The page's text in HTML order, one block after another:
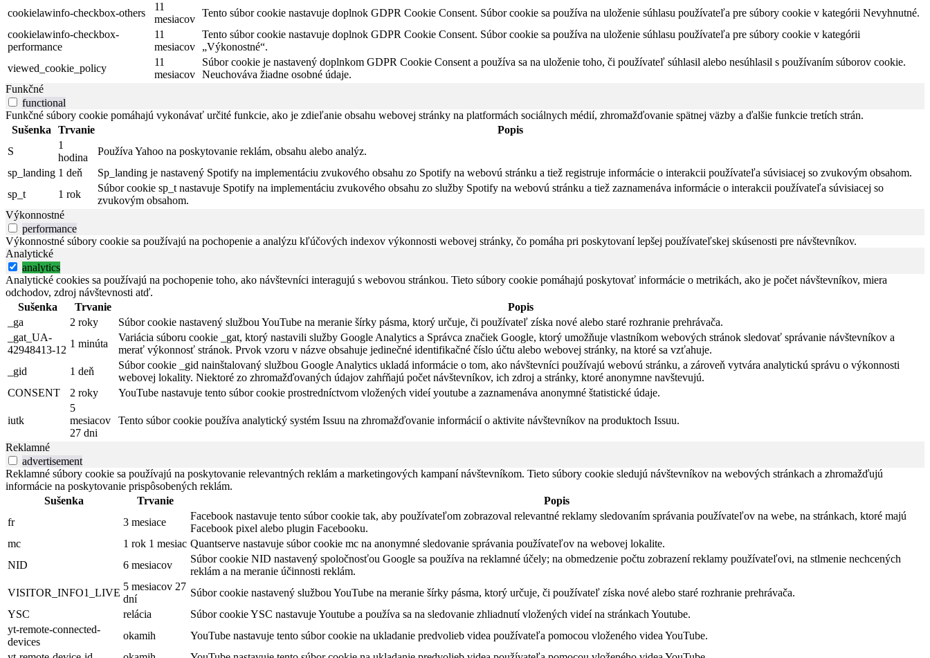
cookielawinfo-checkbox-others
11
mesiacov
Tento súbor cookie nastavuje doplnok GDPR Cookie Consent. Súbor cookie sa používa na uloženie súhlasu používateľa pre súbory cookie v kategórii Nevyhnutné.
cookielawinfo-checkbox-
performance
11
mesiacov
Tento súbor cookie nastavuje doplnok GDPR Cookie Consent. Súbor cookie sa používa na uloženie súhlasu používateľa pre súbory cookie v kategórii
„Výkonostné“.
viewed_cookie_policy
11
mesiacov
Súbor cookie je nastavený doplnkom GDPR Cookie Consent a používa sa na uloženie toho, či používateľ súhlasil alebo nesúhlasil s používaním súborov cookie.
Neuchováva žiadne osobné údaje.
Funkčné
functional
Funkčné súbory cookie pomáhajú vykonávať určité funkcie, ako je zdieľanie obsahu webovej stránky na platformách sociálnych médií, zhromažďovanie spätnej väzby a ďalšie funkcie tretích strán.
Sušenka
Trvanie
Popis
S
1
hodina
Používa Yahoo na poskytovanie reklám, obsahu alebo analýz.
sp_landing 1 deň
Sp_landing je nastavený Spotify na implementáciu zvukového obsahu zo Spotify na webovú stránku a tiež registruje informácie o interakcii používateľa súvisiacej so zvukovým obsahom.
sp_t
1 rok
Súbor cookie sp_t nastavuje Spotify na implementáciu zvukového obsahu zo služby Spotify na webovú stránku a tiež zaznamenáva informácie o interakcii používateľa súvisiacej so
zvukovým obsahom.
Výkonnostné
performance
Výkonnostné súbory cookie sa používajú na pochopenie a analýzu kľúčových indexov výkonnosti webovej stránky, čo pomáha pri poskytovaní lepšej používateľskej skúsenosti pre návštevníkov.
Analytické
analytics
Analytické cookies sa používajú na pochopenie toho, ako návštevníci interagujú s webovou stránkou. Tieto súbory cookie pomáhajú poskytovať informácie o metrikách, ako je počet návštevníkov, miera
odchodov, zdroj návštevnosti atď.
Sušenka
Trvanie
Popis
_ga
2 roky
Súbor cookie nastavený službou YouTube na meranie šírky pásma, ktorý určuje, či používateľ získa nové alebo staré rozhranie prehrávača.
_gat_UA-
42948413-12
1 minúta
Variácia súboru cookie _gat, ktorý nastavili služby Google Analytics a Správca značiek Google, ktorý umožňuje vlastníkom webových stránok sledovať správanie návštevníkov a
merať výkonnosť stránok. Prvok vzoru v názve obsahuje jedinečné identifikačné číslo účtu alebo webovej stránky, na ktoré sa vzťahuje.
_gid
1 deň
Súbor cookie _gid nainštalovaný službou Google Analytics ukladá informácie o tom, ako návštevníci používajú webovú stránku, a zároveň vytvára analytickú správu o výkonnosti
webovej lokality. Niektoré zo zhromažďovaných údajov zahŕňajú počet návštevníkov, ich zdroj a stránky, ktoré anonymne navštevujú.
CONSENT
2 roky YouTube nastavuje tento súbor cookie prostredníctvom vložených videí youtube a zaznamenáva anonymné štatistické údaje.
iutk
5
mesiacov
27 dni
Tento súbor cookie používa analytický systém Issuu na zhromažďovanie informácií o aktivite návštevníkov na produktoch Issuu.
Reklamné
advertisement
Reklamné súbory cookie sa používajú na poskytovanie relevantných reklám a marketingových kampaní návštevníkom. Tieto súbory cookie sledujú návštevníkov na webových stránkach a zhromažďujú
informácie na poskytovanie prispôsobených reklám.
Sušenka
Trvanie
Popis
fr
3 mesiace
Facebook nastavuje tento súbor cookie tak, aby používateľom zobrazoval relevantné reklamy sledovaním správania používateľov na webe, na stránkach, ktoré majú
Facebook pixel alebo plugin Facebooku.
mc
1 rok 1 mesiac Quantserve nastavuje súbor cookie mc na anonymné sledovanie správania používateľov na webovej lokalite.
NID
6 mesiacov
Súbor cookie NID nastavený spoločnosťou Google sa používa na reklamné účely; na obmedzenie počtu zobrazení reklamy používateľovi, na stlmenie nechcených
reklám a na meranie účinnosti reklám.
VISITOR_INFO1_LIVE
5 mesiacov 27
dní
Súbor cookie nastavený službou YouTube na meranie šírky pásma, ktorý určuje, či používateľ získa nové alebo staré rozhranie prehrávača.
YSC
relácia
Súbor cookie YSC nastavuje Youtube a používa sa na sledovanie zhliadnutí vložených videí na stránkach Youtube.
yt-remote-connected-
devices
okamih
YouTube nastavuje tento súbor cookie na ukladanie predvolieb videa používateľa pomocou vloženého videa YouTube.